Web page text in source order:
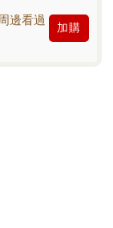
邊看過
加購